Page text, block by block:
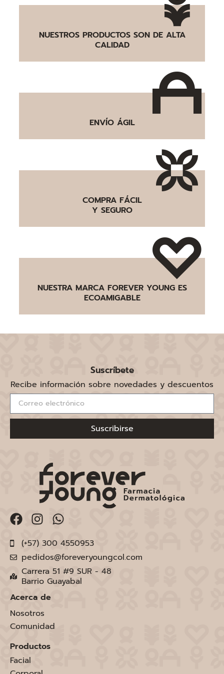
NUESTROS PRODUCTOS SON DE ALTA
CALIDAD
ENVÍO ÁGIL
COMPRA FÁCIL
Y SEGURO
NUESTRA MARCA FOREVER YOUNG ES
ECOAMIGABLE
Suscríbete
Recibe información sobre novedades y descuentos
Suscribirse
(+57) 300 4550953
pedidos@foreveryoungcol.com
Carrera 51 #9 SUR - 48
Barrio Guayabal
Acerca de
Nosotros
Comunidad
Productos
Facial